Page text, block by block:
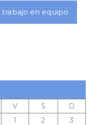
trabajo en equipo
V S
D
1
2
3